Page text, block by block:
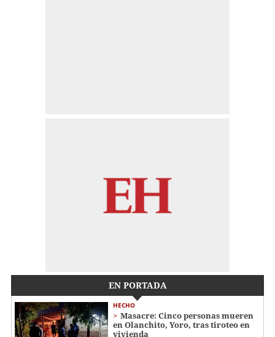
EN PORTADA
HECHO
Masacre: Cinco personas mueren
en Olanchito, Yoro, tras tiroteo en
vivienda